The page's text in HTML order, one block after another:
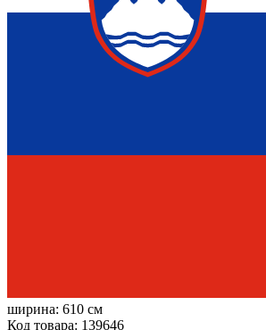
ширина: 610 см
Код товара: 139646